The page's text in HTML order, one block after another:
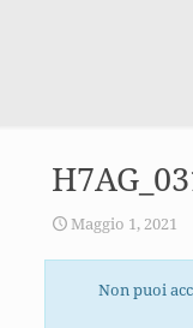
Maggio 1, 2021
Non puoi